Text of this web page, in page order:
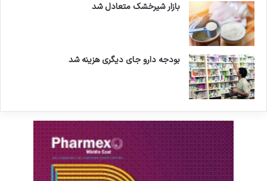
بازار شیرخشک متعادل شد
بودجه دارو جای دیگری هزینه شد